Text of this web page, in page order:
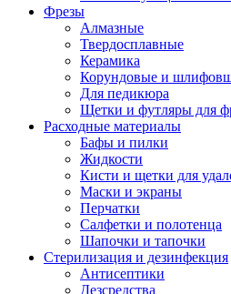
Фрезы
Алмазные
Твердосплавные
Керамика
Корундовые и
Для педикюра
Щетки и футляры для
Расходные материалы
Бафы и пилки
Жидкости
Кисти и щетки для
Маски и экраны
Перчатки
Салфетки и полотенца
Шапочки и тапочки
Стерилизация и дезинфекция
Антисептики
Дезсредства